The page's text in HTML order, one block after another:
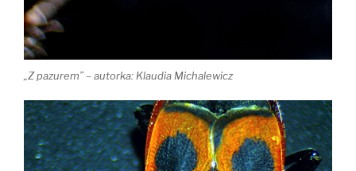
„Z pazurem” – autorka: Klaudia Michalewicz